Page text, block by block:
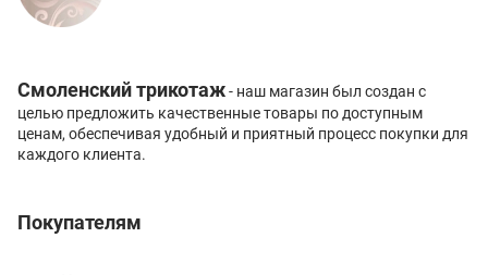
Смоленский трикотаж- наш магазин был создан с
целью предложить качественные товары по доступным
ценам, обеспечивая удобный и приятный процесс покупки для
каждого клиента.
Покупателям